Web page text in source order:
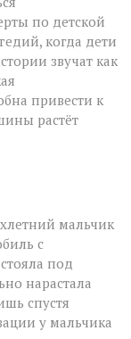
не
прощает
невнимательности:
трагедии
в
раскалённых
машинах»
по детской
когда дети
звучат как
привести к
растёт
мальчик
с
под
нарастала
спустя
у мальчика